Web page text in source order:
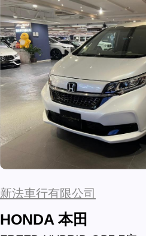
新法車行有限公司
HONDA 本田